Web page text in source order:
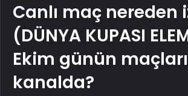
Canlı maç nereden
(DÜNYA KUPASI
Ekim günün
kanalda?